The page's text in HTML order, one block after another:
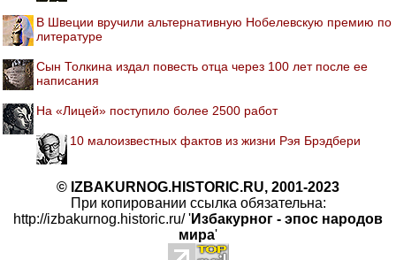
В Швеции вручили альтернативную Нобелевскую премию по
литературе
Сын Толкина издал повесть отца через 100 лет после ее
написания
На «Лицей» поступило более 2500 работ
10 малоизвестных фактов из жизни Рэя Брэдбери
© IZBAKURNOG.HISTORIC.RU, 2001-2023
При копировании ссылка обязательна:
http://izbakurnog.historic.ru/ 'Избакурног - эпос народов
мира'